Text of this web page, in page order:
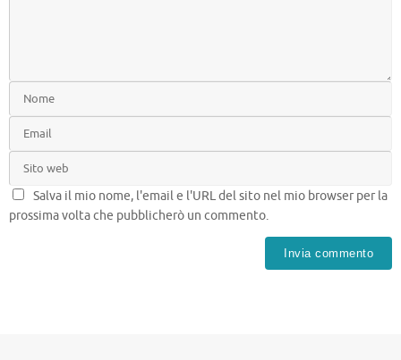
Salva il mio nome, l'email e l'URL del sito nel mio browser per la
prossima volta che pubblicherò un commento.